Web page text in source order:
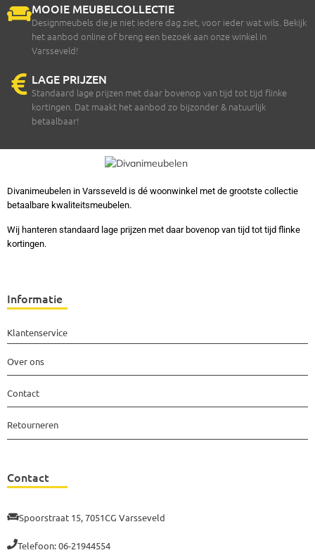
MOOIE MEUBELCOLLECTIE
Designmeubels die je niet iedere dag ziet, voor ieder wat wils. Bekijk
het aanbod online of breng een bezoek aan onze winkel in
Varsseveld!
LAGE PRIJZEN
Standaard lage prijzen met daar bovenop van tijd tot tijd flinke
kortingen. Dat maakt het aanbod zo bijzonder & natuurlijk
betaalbaar!
Divanimeubelen in Varsseveld is dé woonwinkel met de grootste collectie
betaalbare kwaliteitsmeubelen.
Wij hanteren standaard lage prijzen met daar bovenop van tijd tot tijd flinke
kortingen.
Informatie
Klantenservice
Over ons
Contact
Retourneren
Contact
Spoorstraat 15, 7051CG Varsseveld
Telefoon: 06-21944554